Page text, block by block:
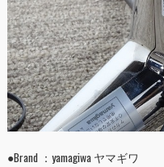
●Brand ：yamagiwa ヤマギワ